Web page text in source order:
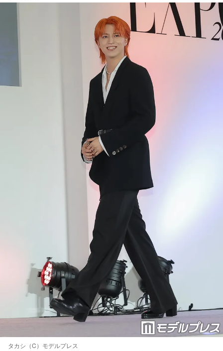
タカシ（C）モデルプレス